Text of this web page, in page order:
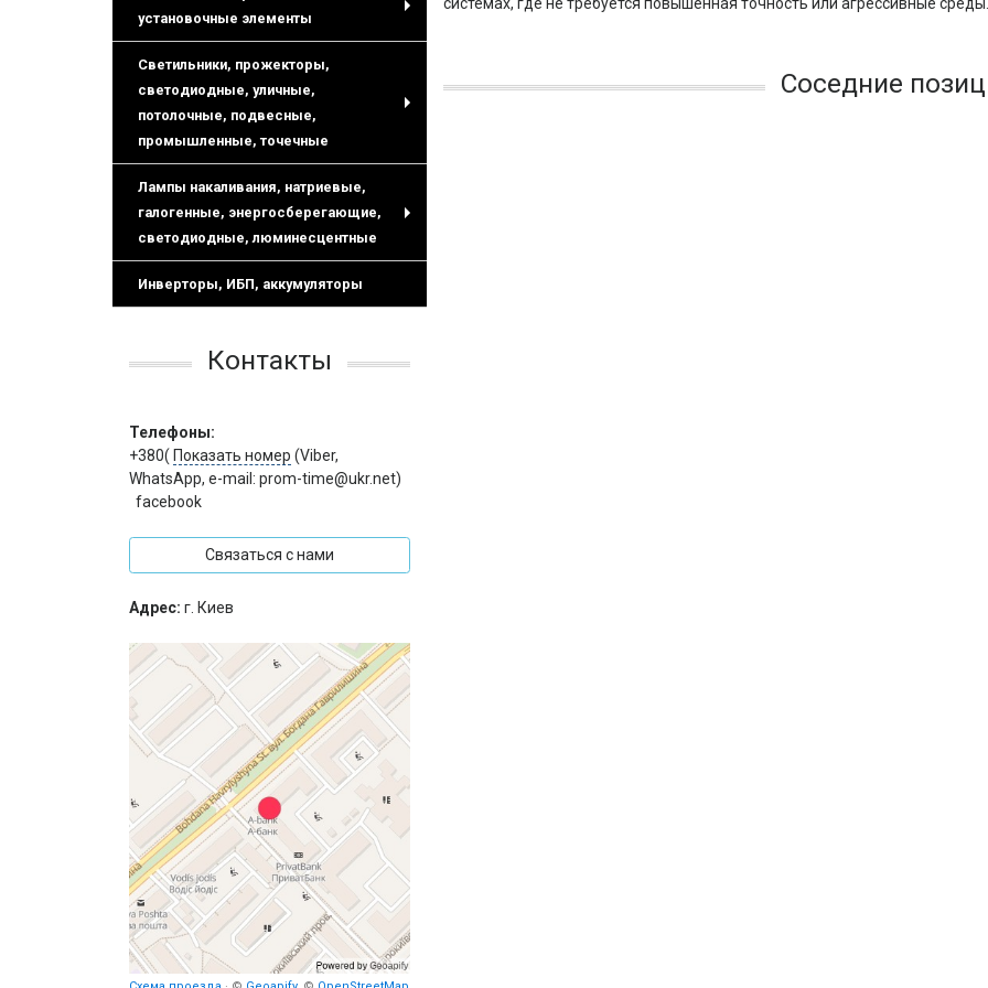
установочные элементы
Светильники, прожекторы,
светодиодные, уличные,
потолочные, подвесные,
промышленные, точечные
Лампы накаливания, натриевые,
галогенные, энергосберегающие,
светодиодные, люминесцентные
Инверторы, ИБП, аккумуляторы
Контакты
Телефоны:
+380( Показать номер (Viber,
WhatsApp, e-mail: prom-time@ukr.net)
facebook
Связаться с нами
Адрес: г. Киев
Соседние